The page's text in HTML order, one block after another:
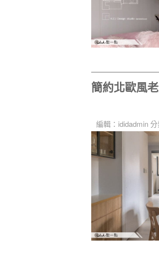
簡約北歐風
編輯： ididadmin 分